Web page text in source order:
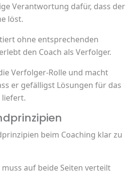
Verantwortung dafür, dass der
löst.
ohne entsprechenden
den Coach als Verfolger.
Verfolger-Rolle und macht
er gefälligst Lösungen für das
liefert.
beim Coaching klar zu
auf beide Seiten verteilt